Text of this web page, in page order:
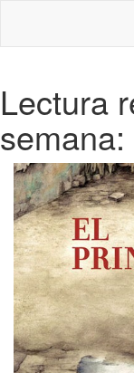
Lectura